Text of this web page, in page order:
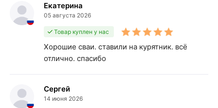
Екатерина
05 августа 2026
Товар куплен у нас
Хорошие сваи. ставили на курятник. всё
отлично. спасибо
Сергей
14 июня 2026